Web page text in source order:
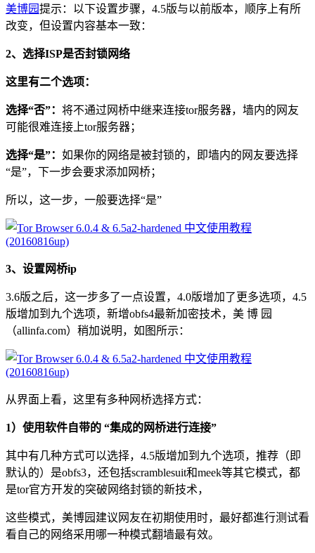
美博园提示：以下设置步骤，4.5版与以前版本，顺序上有所
改变，但设置内容基本一致：
2、选择ISP是否封锁网络
这里有二个选项：
选择“否”： 将不通过网桥中继来连接tor服务器，墙内的网友
可能很难连接上tor服务器；
选择“是”： 如果你的网络是被封锁的，即墙内的网友要选择
“是”，下一步会要求添加网桥；
所以，这一步，一般要选择“是”
3、设置网桥ip
3.6版之后，这一步多了一点设置，4.0版增加了更多选项，4.5
版增加到九个选项，新增obfs4最新加密技术，美 博 园
（allinfa.com）稍加说明，如图所示：
从界面上看，这里有多种网桥选择方式：
1）使用软件自带的 “集成的网桥进行连接”
其中有几种方式可以选择，4.5版增加到九个选项，推荐（即
默认的）是obfs3，还包括scramblesuit和meek等其它模式，都
是tor官方开发的突破网络封锁的新技术，
这些模式，美博园建议网友在初期使用时，最好都進行测试看
看自己的网络采用哪一种模式翻墙最有效。